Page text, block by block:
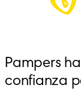
Pampers
confianza